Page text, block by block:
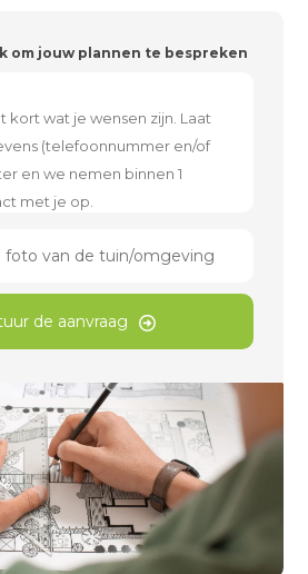
om jouw plannen te bespreken
foto van de tuin/omgeving
de aanvraag